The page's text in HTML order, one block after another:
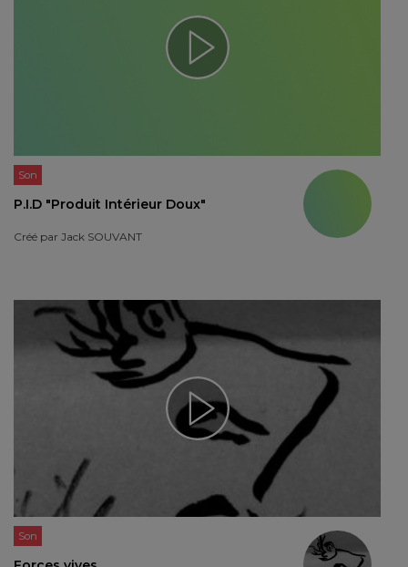
Son
P.I.D "Produit Intérieur Doux"
Créé par Jack SOUVANT
Son